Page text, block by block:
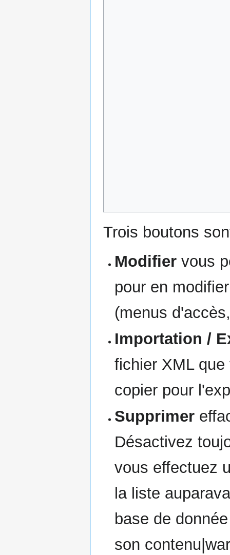
Trois boutons
Modifier vous
pour en
(menus
Importation /
fichier XML
copier pour
Supprimer
Désactivez
vous effectuez
la liste
base de
son